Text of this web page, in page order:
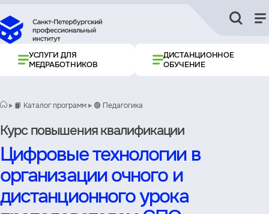
УСЛУГИ ДЛЯ
МЕДРАБОТНИКОВ
ДИСТАНЦИОННОЕ
ОБУЧЕНИЕ
📙 Каталог программ 🟢 Педагогика
Курс повышения квалификации
Цифровые технологии в
организации очного и
дистанционного урока